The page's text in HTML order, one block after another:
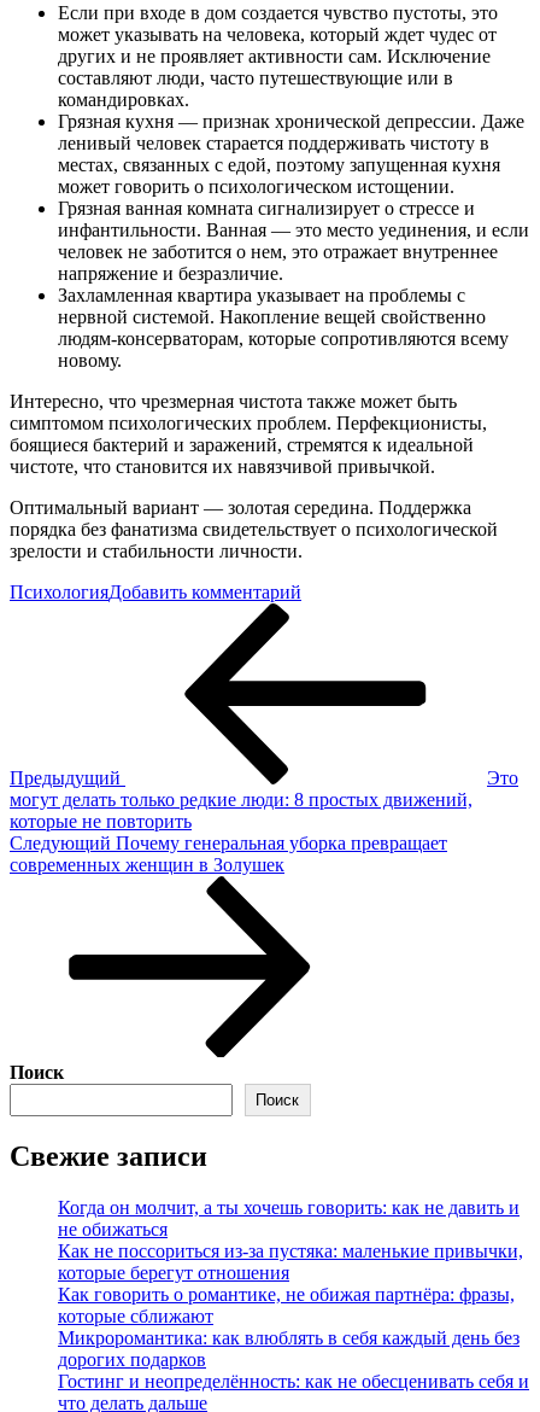
Если при входе в дом создается чувство пустоты, это
может указывать на человека, который ждет чудес от
других и не проявляет активности сам. Исключение
составляют люди, часто путешествующие или в
командировках.
Грязная кухня — признак хронической депрессии. Даже
ленивый человек старается поддерживать чистоту в
местах, связанных с едой, поэтому запущенная кухня
может говорить о психологическом истощении.
Грязная ванная комната сигнализирует о стрессе и
инфантильности. Ванная — это место уединения, и если
человек не заботится о нем, это отражает внутреннее
напряжение и безразличие.
Захламленная квартира указывает на проблемы с
нервной системой. Накопление вещей свойственно
людям-консерваторам, которые сопротивляются всему
новому.
Интересно, что чрезмерная чистота также может быть
симптомом психологических проблем. Перфекционисты,
боящиеся бактерий и заражений, стремятся к идеальной
чистоте, что становится их навязчивой привычкой.
Оптимальный вариант — золотая середина. Поддержка
порядка без фанатизма свидетельствует о психологической
зрелости и стабильности личности.
ПсихологияДобавить комментарий
причин
Предыдущий
Это
могут делать только редкие люди: 8 простых движений,
которые не повторить
Следующая
запись
Следующий Почему генеральная уборка превращает
современных женщин в Золушек
Поиск
Поиск
Свежие записи
Когда он молчит, а ты хочешь говорить: как не давить и
не обижаться
Как не поссориться из‑за пустяка: маленькие привычки,
которые берегут отношения
Как говорить о романтике, не обижая партнёра: фразы,
которые сближают
Микроромантика: как влюблять в себя каждый день без
дорогих подарков
Гостинг и неопределённость: как не обесценивать себя и
что делать дальше